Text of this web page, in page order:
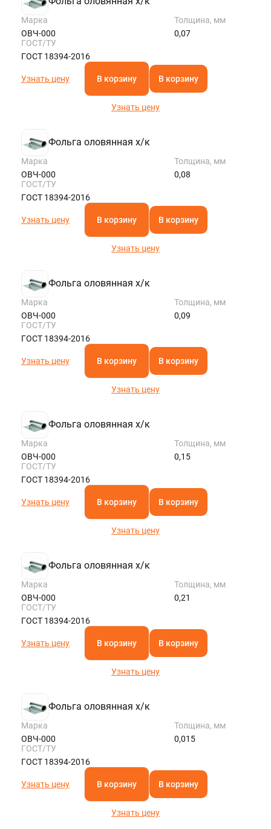
Марка
ОВЧ-000
Толщина, мм
0,07
ГОСТ/ТУ
ГОСТ 18394-2016
Узнать цену В корзину В корзину
Узнать цену
Фольга оловянная х/к
Марка
ОВЧ-000
Толщина, мм
0,08
ГОСТ/ТУ
ГОСТ 18394-2016
Узнать цену В корзину В корзину
Узнать цену
Фольга оловянная х/к
Марка
ОВЧ-000
Толщина, мм
0,09
ГОСТ/ТУ
ГОСТ 18394-2016
Узнать цену В корзину В корзину
Узнать цену
Фольга оловянная х/к
Марка
ОВЧ-000
Толщина, мм
0,15
ГОСТ/ТУ
ГОСТ 18394-2016
Узнать цену В корзину В корзину
Узнать цену
Фольга оловянная х/к
Марка
ОВЧ-000
Толщина, мм
0,21
ГОСТ/ТУ
ГОСТ 18394-2016
Узнать цену В корзину В корзину
Узнать цену
Фольга оловянная х/к
Марка
ОВЧ-000
Толщина, мм
0,015
ГОСТ/ТУ
ГОСТ 18394-2016
Узнать цену В корзину В корзину
Узнать цену